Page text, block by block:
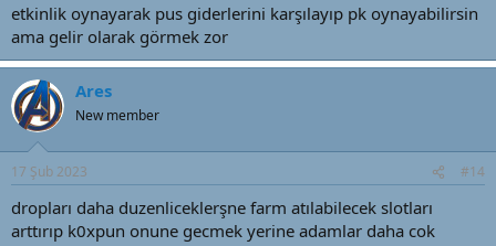
etkinlik oynayarak pus giderlerini karşılayıp pk oynayabilirsin
ama gelir olarak görmek zor
Ares
New member
17 Şub 2023 #14
dropları daha duzenliceklerşne farm atılabilecek slotları
arttırıp k0xpun onune gecmek yerine adamlar daha cok